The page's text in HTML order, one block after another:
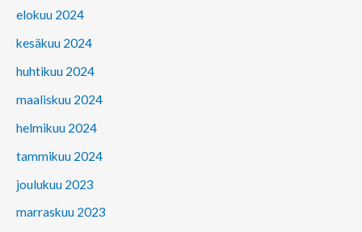
elokuu 2024
kesäkuu 2024
huhtikuu 2024
maaliskuu 2024
helmikuu 2024
tammikuu 2024
joulukuu 2023
marraskuu 2023